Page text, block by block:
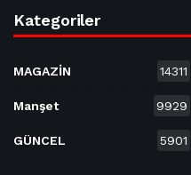
Kategoriler
MAGAZİN 14311
Manşet 9929
GÜNCEL 5901